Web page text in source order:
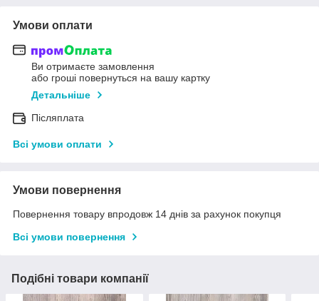
Умови оплати
Ви отримаєте замовлення
або гроші повернуться на вашу картку
Детальніше
Післяплата
Всі умови оплати
Умови повернення
Повернення товару впродовж 14 днів за рахунок покупця
Всі умови повернення
Подібні товари компанії